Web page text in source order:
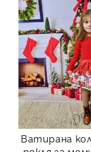
Ватирана